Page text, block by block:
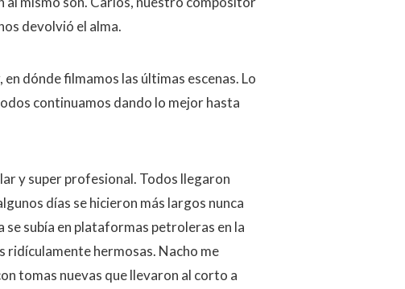
devolvió el alma.
dónde filmamos las últimas escenas. Lo
continuamos dando lo mejor hasta
y super profesional. Todos llegaron
días se hicieron más largos nunca
se subía en plataformas petroleras en la
ridículamente hermosas. Nacho me
tomas nuevas que llevaron al corto a